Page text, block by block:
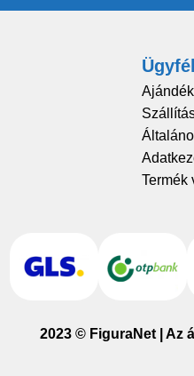
Termék
2023 © FiguraNet | Az